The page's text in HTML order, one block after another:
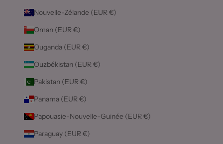
Nouvelle-Zélande (EUR €)
Oman (EUR €)
Ouganda (EUR €)
Ouzbékistan (EUR €)
Pakistan (EUR €)
Panama (EUR €)
Papouasie-Nouvelle-Guinée (EUR €)
Paraguay (EUR €)